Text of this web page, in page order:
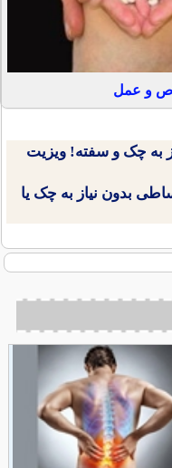
و عمل
به چک و سفته! ویزیت
بدون نیاز به چک یا